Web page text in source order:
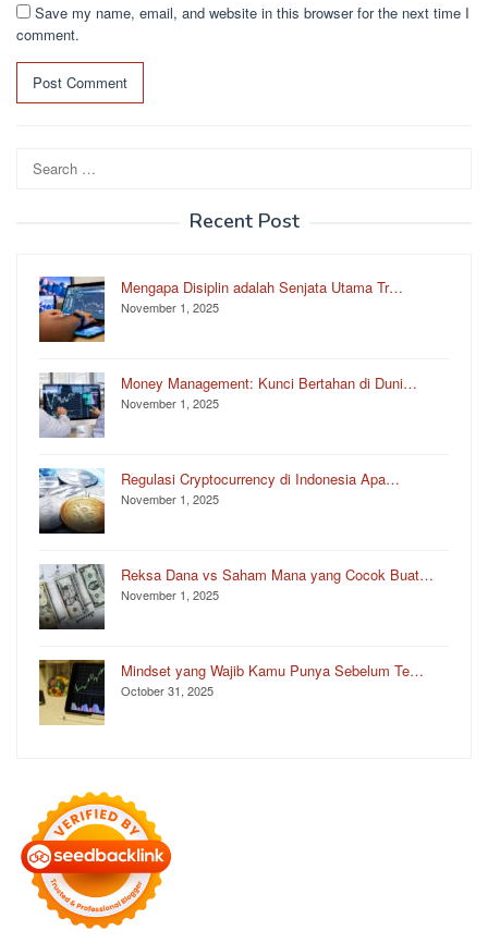
Save my name, email, and website in this browser for the next time I
comment.
Search
for:
Recent Post
Mengapa Disiplin adalah Senjata Utama Tr…
November 1, 2025
Money Management: Kunci Bertahan di Duni…
November 1, 2025
Regulasi Cryptocurrency di Indonesia Apa…
November 1, 2025
Reksa Dana vs Saham Mana yang Cocok Buat…
November 1, 2025
Mindset yang Wajib Kamu Punya Sebelum Te…
October 31, 2025